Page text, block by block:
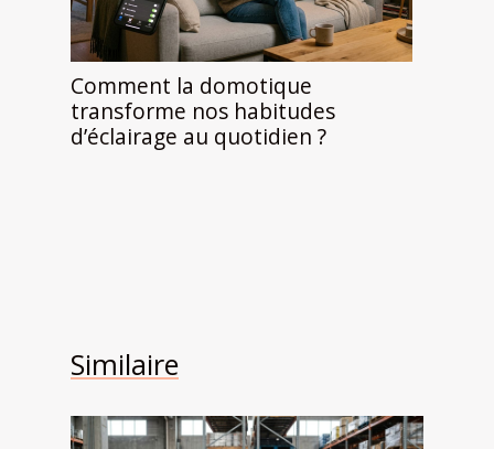
Comment la domotique
transforme nos habitudes
d’éclairage au quotidien ?
Similaire